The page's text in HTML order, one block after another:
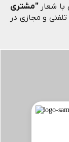
با شعار "مشتری
و مجازی در